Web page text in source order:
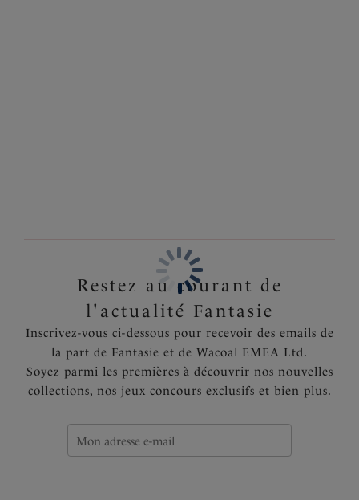
Restez au courant de
l'actualité Fantasie
Inscrivez-vous ci-dessous pour recevoir des emails de
la part de Fantasie et de Wacoal EMEA Ltd.
Soyez parmi les premières à découvrir nos nouvelles
collections, nos jeux concours exclusifs et bien plus.